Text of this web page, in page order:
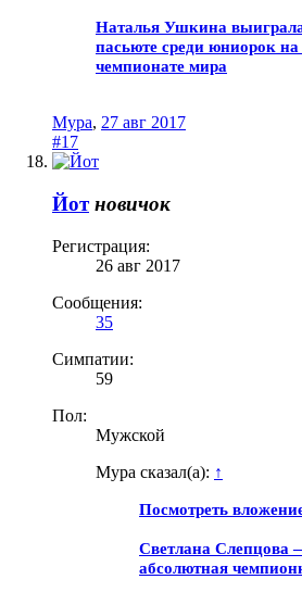
Наталья Ушкина
пасьюте среди юниорок на
чемпионате мира
Мура, 27 авг 2017
#17
Йот новичок
Регистрация:
26 авг 2017
Сообщения:
35
Симпатии:
59
Пол:
Мужской
Мура сказал(а): ↑
Посмотреть
Светлана Слепцова
абсолютная